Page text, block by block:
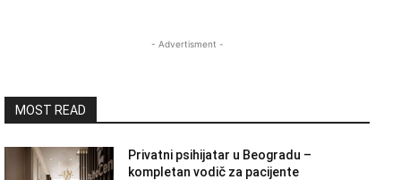
- Advertisment -
MOST READ
Privatni psihijatar u Beogradu –
kompletan vodič za pacijente